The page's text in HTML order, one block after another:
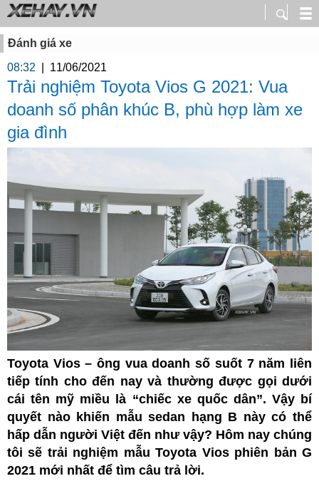
Đánh giá xe
08:32
11/06/2021
Trải nghiệm Toyota Vios G 2021: Vua
doanh số phân khúc B, phù hợp làm xe
gia đình
Toyota Vios – ông vua doanh số suốt 7 năm liên
tiếp tính cho đến nay và thường được gọi dưới
cái tên mỹ miều là “chiếc xe quốc dân”. Vậy bí
quyết nào khiến mẫu sedan hạng B này có thể
hấp dẫn người Việt đến như vậy? Hôm nay chúng
tôi sẽ trải nghiệm mẫu Toyota Vios phiên bản G
2021 mới nhất để tìm câu trả lời.